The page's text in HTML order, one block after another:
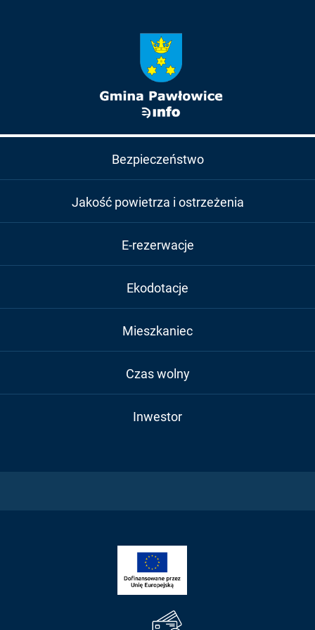
Bezpieczeństwo
Jakość powietrza i ostrzeżenia
E-rezerwacje
Ekodotacje
Mieszkaniec
Czas wolny
Inwestor